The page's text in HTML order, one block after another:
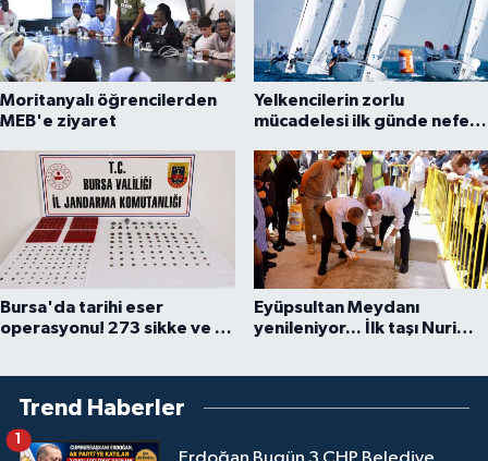
Moritanyalı öğrencilerden
MEB'e ziyaret
Yelkencilerin zorlu
mücadelesi ilk günde nefes
Bursa'da tarihi eser
operasyonu! 273 sikke ve 18
Eyüpsultan Meydanı
yenileniyor... İlk taşı Nuri
Trend Haberler
1